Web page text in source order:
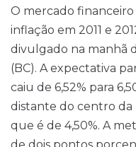
O mercado
inflação em 2011 e
divulgado na manhã
(BC). A expectativa
caiu de 6,52% para
distante do centro da
que é de 4,50%. A